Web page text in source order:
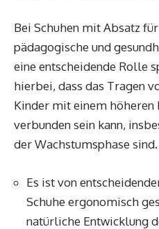
Bei Schuhen mit Absatz
pädagogische und
eine entscheidende Rolle
hierbei, dass das Tragen
Kinder mit einem
verbunden sein kann,
der Wachstumsphase sind.
Es ist von
Schuhe ergonomisch
natürliche Entwicklung